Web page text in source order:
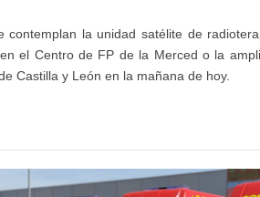
la unidad satélite de
el Centro de FP de la Merced o la
Castilla y León en la mañana de hoy.